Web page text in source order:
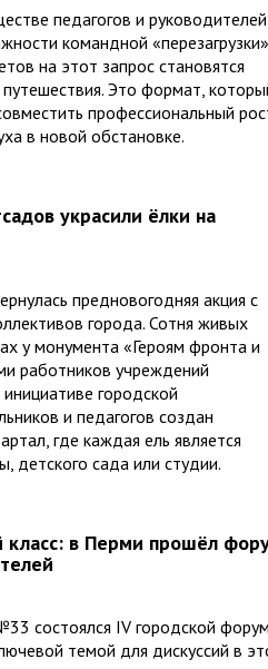
педагогов и руководителей
командной
на этот запрос становятся
Это формат,
профессиональный
в новой обстановке.
украсили ёлки на
предновогодняя акция с
города. Сотня живых
у монумента «Героям фронта и
работников учреждений
городской
и педагогов создан
где каждая ель является
детского сада или студии.
класс: в Перми прошёл
состоялся IV городской
темой для дискуссий в